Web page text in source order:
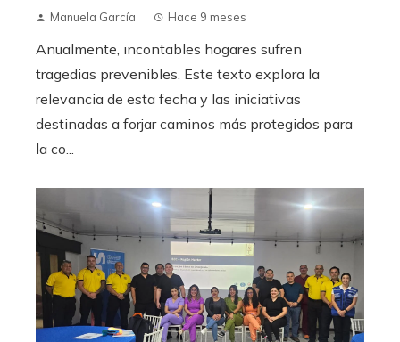
Manuela García Hace 9 meses
Anualmente, incontables hogares sufren
tragedias prevenibles. Este texto explora la
relevancia de esta fecha y las iniciativas
destinadas a forjar caminos más protegidos para
la co...